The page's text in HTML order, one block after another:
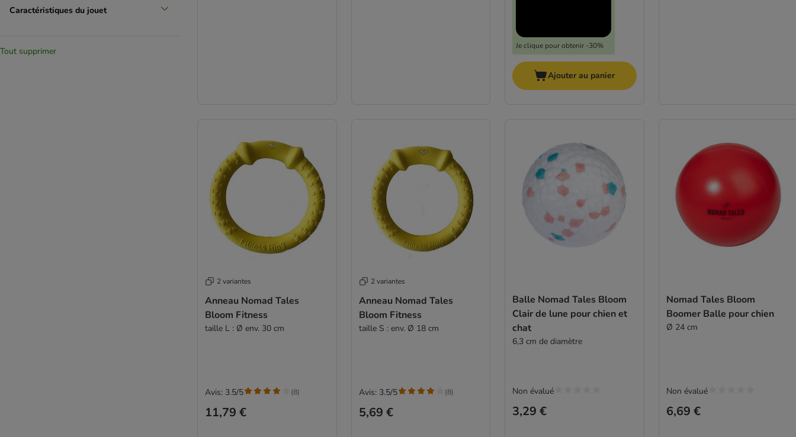
Caractéristiques du jouet
Tout supprimer Je clique pour obtenir -30%
Ajouter au panier
2 variantes
Anneau Nomad Tales
Bloom Fitness
taille L : Ø env. 30 cm
11,79 €
Avis: 3.5/5 (8)
2 variantes
Anneau Nomad Tales
Bloom Fitness
taille S : env. Ø 18 cm
5,69 €
Avis: 3.5/5 (8)
Balle Nomad Tales Bloom
Clair de lune pour chien et
chat
6,3 cm de diamètre
3,29 €
Non évalué
Nomad Tales Bloom
Boomer Balle pour chien
Ø 24 cm
6,69 €
Non évalué